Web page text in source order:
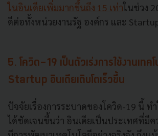
ในอินเดียเพิ่มมากขึ้นถึง 15 เท่าในช่วง
ดีต่อทั้งหน่วยงานรัฐ องค์กร และ
5. โควิด-19 เป็นตัวเร่งการใช้งานเทคโ
Startup อินเดียเติบโตเร็วขึ้น
ปัจจัยเรื่องการระบาดของโควิด-19 นี้ ท
ได้ชัดเจนขึ้นว่า อินเดียเป็นประเทศที่มีค